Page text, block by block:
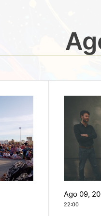
Ago 09,
22:00